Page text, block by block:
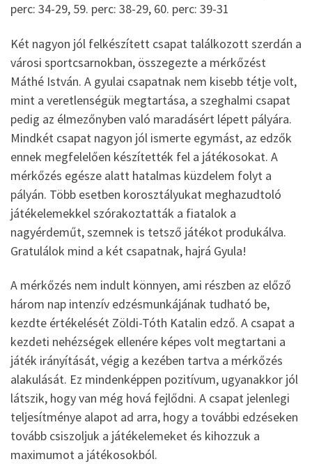
perc: 34-29, 59. perc: 38-29, 60. perc: 39-31
Két nagyon jól felkészített csapat találkozott szerdán a
városi sportcsarnokban, összegezte a mérkőzést
Máthé István. A gyulai csapatnak nem kisebb tétje volt,
mint a veretlenségük megtartása, a szeghalmi csapat
pedig az élmezőnyben való maradásért lépett pályára.
Mindkét csapat nagyon jól ismerte egymást, az edzők
ennek megfelelően készítették fel a játékosokat. A
mérkőzés egésze alatt hatalmas küzdelem folyt a
pályán. Több esetben korosztályukat meghazudtoló
játékelemekkel szórakoztatták a fiatalok a
nagyérdeműt, szemnek is tetsző játékot produkálva.
Gratulálok mind a két csapatnak, hajrá Gyula!
A mérkőzés nem indult könnyen, ami részben az előző
három nap intenzív edzésmunkájának tudható be,
kezdte értékelését Zöldi-Tóth Katalin edző. A csapat a
kezdeti nehézségek ellenére képes volt megtartani a
játék irányítását, végig a kezében tartva a mérkőzés
alakulását. Ez mindenképpen pozitívum, ugyanakkor jól
látszik, hogy van még hová fejlődni. A csapat jelenlegi
teljesítménye alapot ad arra, hogy a további edzéseken
tovább csiszoljuk a játékelemeket és kihozzuk a
maximumot a játékosokból.